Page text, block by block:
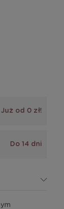
Już od 0 zł!
Do 14 dni